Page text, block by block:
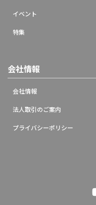
イベント
特集
会社情報
会社情報
法人取引のご案内
プライバシーポリシー